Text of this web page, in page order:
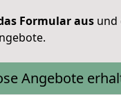
Formular aus und
Angebote